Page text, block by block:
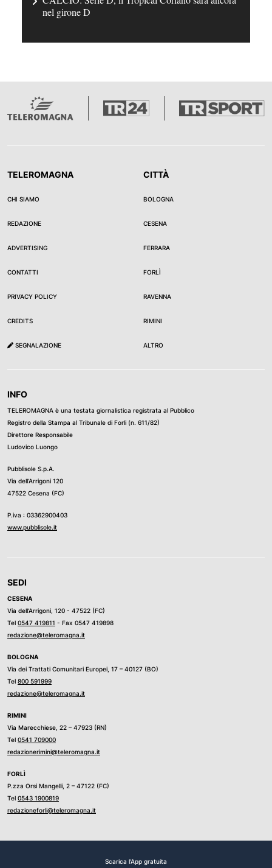
nel girone D
TELEROMAGNA
CHI SIAMO
REDAZIONE
ADVERTISING
CONTATTI
PRIVACY POLICY
CREDITS
SEGNALAZIONE
CITTÀ
BOLOGNA
CESENA
FERRARA
FORLÌ
RAVENNA
RIMINI
ALTRO
INFO
TELEROMAGNA è una testata giornalistica registrata al Pubblico
Registro della Stampa al Tribunale di Forli (n. 611/82)
Direttore Responsabile
Ludovico Luongo
Pubblisole S.p.A.
Via dell’Arrigoni 120
47522 Cesena (FC)
P.iva : 03362900403
www.pubblisole.it
SEDI
CESENA
Via dell’Arrigoni, 120 - 47522 (FC)
Tel 0547 419811 - Fax 0547 419898
redazione@teleromagna.it
BOLOGNA
Via dei Trattati Comunitari Europei, 17 – 40127 (BO)
Tel 800 591999
redazione@teleromagna.it
RIMINI
Via Marecchiese, 22 – 47923 (RN)
Tel 0541 709000
redazionerimini@teleromagna.it
FORLÌ
P.zza Orsi Mangelli, 2 – 47122 (FC)
Tel 0543 1900819
redazioneforli@teleromagna.it
Scarica l'App gratuita